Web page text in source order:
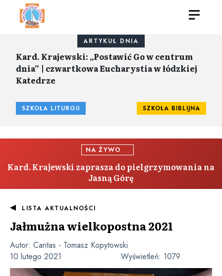
ARTYKUŁ DNIA
Kard. Krajewski: „Postawić Go w centrum
dnia” | czwartkowa Eucharystia w łódzkiej
Katedrze
SZKOŁA LITURGII SZKOŁA BIBLIJNA
NA ŻYWO
Kard. Krajewski zaprasza do pielgrzymowania na
Jasną Górę
LISTA AKTUALNOŚCI
Jałmużna wielkopostna 2021
Autor: Caritas - Tomasz Kopytowski
10 lutego 2021
Wyświetleń: 1079